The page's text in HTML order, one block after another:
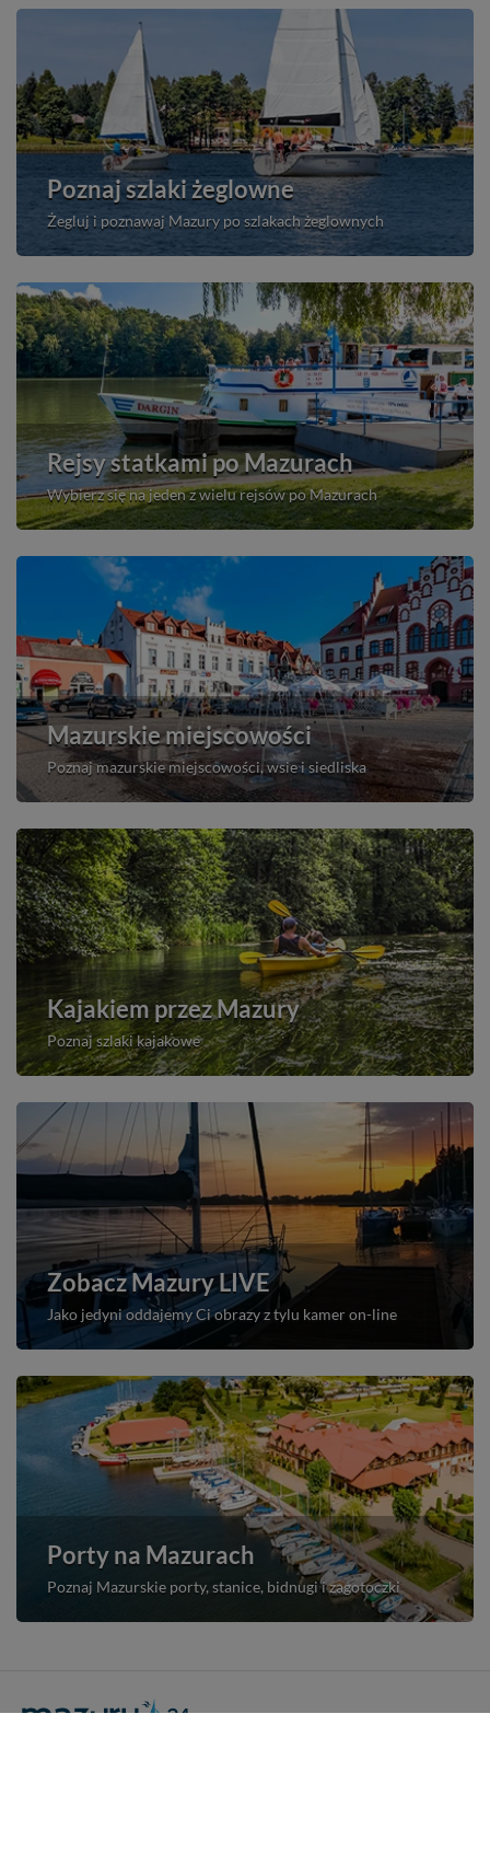
Poznaj szlaki żeglowne
Żegluj i poznawaj Mazury po szlakach żeglownych
Rejsy statkami po Mazurach
Wybierz się na jeden z wielu rejsów po Mazurach
Mazurskie miejscowości
Poznaj mazurskie miejscowości, wsie i siedliska
Kajakiem przez Mazury
Poznaj szlaki kajakowe
Zobacz Mazury LIVE
Jako jedyni oddajemy Ci obrazy z tylu kamer on-line
Porty na Mazurach
Poznaj Mazurskie porty, stanice, bidnugi i zagotoczki